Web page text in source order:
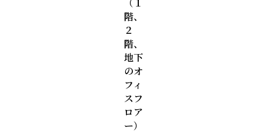
階、
２
階、
地下
のオ
フィ
スフ
ロア
ー）